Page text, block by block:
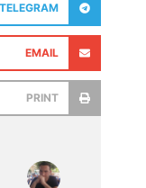
TELEGRAM
אנטון